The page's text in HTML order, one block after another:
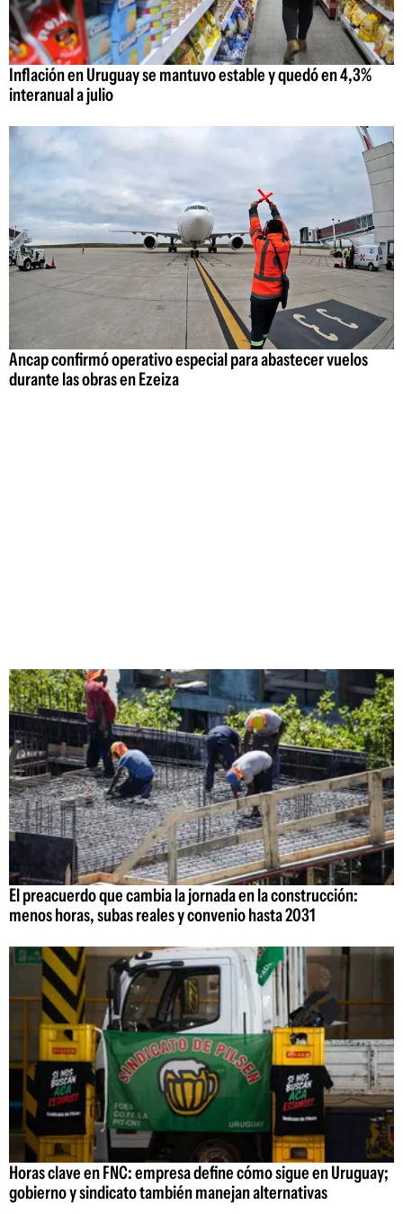
Inflación en Uruguay se mantuvo estable y quedó en 4,3%
interanual a julio
Ancap confirmó operativo especial para abastecer vuelos
durante las obras en Ezeiza
El preacuerdo que cambia la jornada en la construcción:
menos horas, subas reales y convenio hasta 2031
Horas clave en FNC: empresa define cómo sigue en Uruguay;
gobierno y sindicato también manejan alternativas